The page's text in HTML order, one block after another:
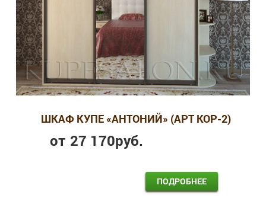
ШКАФ КУПЕ «АНТОНИЙ» (АРТ КОР-2)
от 27 170руб.
ПОДРОБНЕЕ